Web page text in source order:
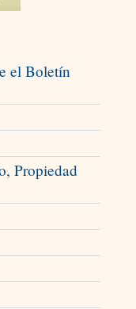
el Boletín
Propiedad